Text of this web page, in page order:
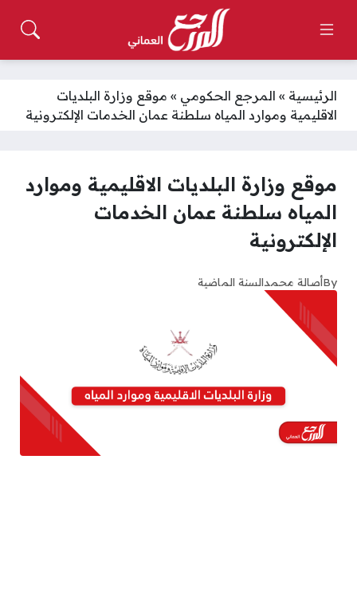
الرئيسية » المرجع الحكومي » موقع وزارة البلديات
الاقليمية وموارد المياه سلطنة عمان الخدمات الإلكترونية
موقع وزارة البلديات الاقليمية وموارد
المياه سلطنة عمان الخدمات
الإلكترونية
Byأصالة محمدالسنة الماضية